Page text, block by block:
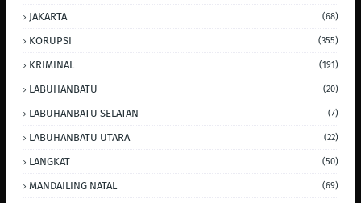
JAKARTA (68)
KORUPSI (355)
KRIMINAL (191)
LABUHANBATU (20)
LABUHANBATU SELATAN (7)
LABUHANBATU UTARA (22)
LANGKAT (50)
MANDAILING NATAL (69)